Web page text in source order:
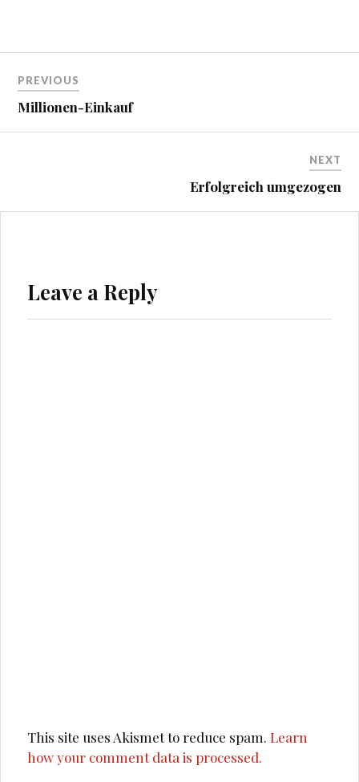
PREVIOUS
Millionen-Einkauf
NEXT
Erfolgreich umgezogen
Leave a Reply
This site uses Akismet to reduce spam.Learn
how your comment data is processed.